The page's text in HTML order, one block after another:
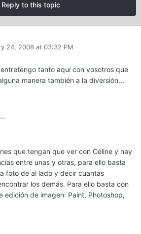
Reply to this topic
24, 2008 at 03:32 PM
tanto aquí con vosotros que
manera también a la diversión...
que tengan que ver con Céline y hay
entre unas y otras, para ello basta
foto de al lado y decir cuantas
los demás. Para ello basta con
edición de imagen: Paint, Photoshop,